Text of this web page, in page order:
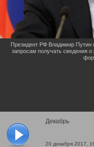
Декабрь
20 декабря 2017,
Президент РФ Владимир Путин
запросам получать сведения о